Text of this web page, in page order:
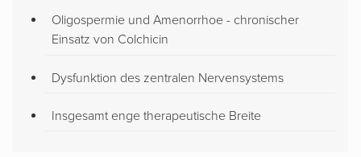
Oligospermie und Amenorrhoe - chronischer
Einsatz von Colchicin
Dysfunktion des zentralen Nervensystems
Insgesamt enge therapeutische Breite